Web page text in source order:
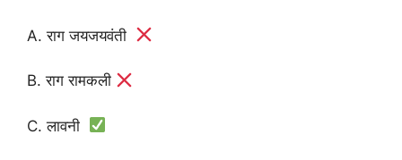
A. राग जयजयवंती
B. राग रामकली
C. लावनी